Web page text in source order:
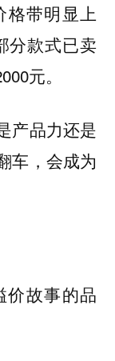
格带明显上
分款式已卖
元。
产品力还是
车，会成为
价故事的品